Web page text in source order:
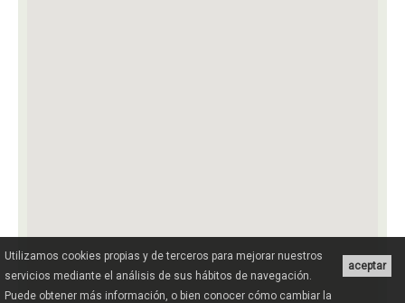
aceptar
Utilizamos cookies propias y de terceros para mejorar nuestros
servicios mediante el análisis de sus hábitos de navegación.
Puede obtener más información, o bien conocer cómo cambiar la